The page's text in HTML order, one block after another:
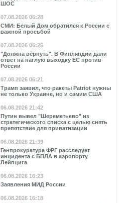
ШОС
07.08.2026 06:28
СМИ: Белый Дом обратился к России с
важной просьбой
07.08.2026 06:25
"Должна вернуть". В Финляндии дали
ответ на наглую выходку ЕС против
России
07.08.2026 06:21
Трамп заявил, что ракеты Patriot нужны
не только Украине, но и самим США
06.08.2026 21:42
Путин вывел "Шереметьево" из
стратегического списка с целью снять
препятствие для приватизации
06.08.2026 21:39
Генпрокуратура ФРГ расследует
инцидента с БПЛА в аэропорту
Лейпцига
06.08.2026 16:23
Заявления МИД России
06.08.2026 16:18